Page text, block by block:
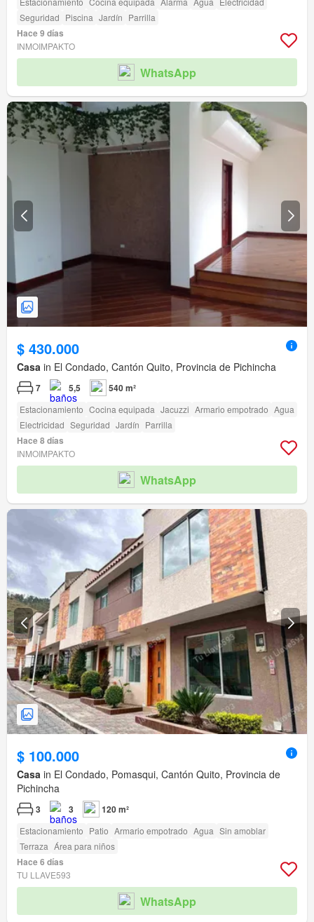
Seguridad Piscina Jardín Parrilla
Hace 9 días
INMOIMPAKTO
WhatsApp
$ 430.000
Casa in El Condado, Cantón Quito, Provincia de Pichincha
7 5,5 540 m²
Estacionamiento Cocina equipada Jacuzzi Armario empotrado Agua
Electricidad Seguridad Jardín Parrilla
Hace 8 días
INMOIMPAKTO
WhatsApp
$ 100.000
Casa in El Condado, Pomasqui, Cantón Quito, Provincia de
Pichincha
3 3 120 m²
Estacionamiento Patio Armario empotrado Agua Sin amoblar
Terraza Área para niños
Hace 6 días
TU LLAVE593
WhatsApp